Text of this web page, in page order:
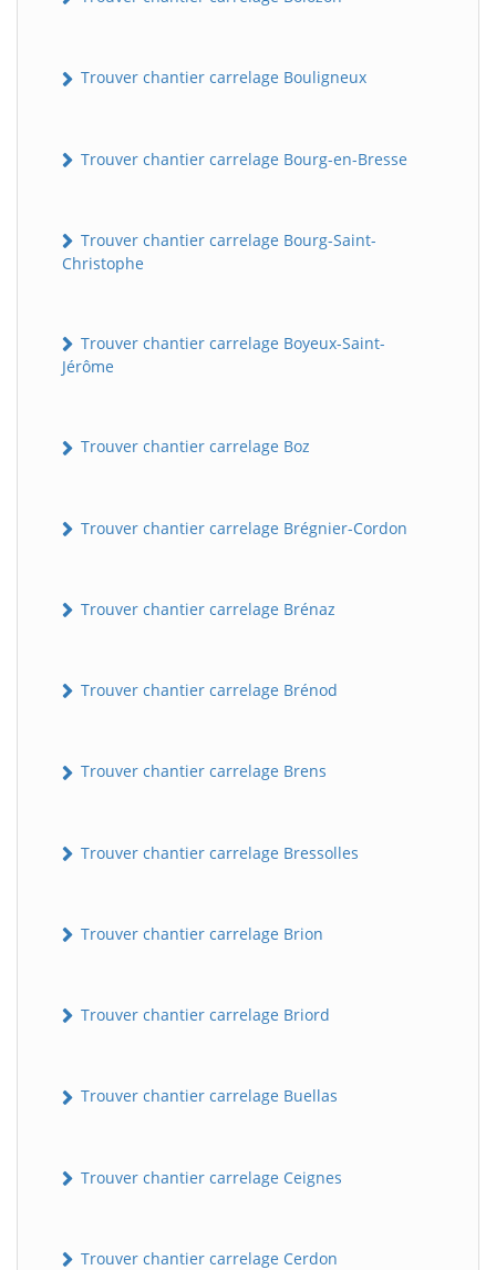
Trouver chantier carrelage Bouligneux
Trouver chantier carrelage Bourg-en-Bresse
Trouver chantier carrelage Bourg-Saint-
Christophe
Trouver chantier carrelage Boyeux-Saint-
Jérôme
Trouver chantier carrelage Boz
Trouver chantier carrelage Brégnier-Cordon
Trouver chantier carrelage Brénaz
Trouver chantier carrelage Brénod
Trouver chantier carrelage Brens
Trouver chantier carrelage Bressolles
Trouver chantier carrelage Brion
Trouver chantier carrelage Briord
Trouver chantier carrelage Buellas
Trouver chantier carrelage Ceignes
Trouver chantier carrelage Cerdon